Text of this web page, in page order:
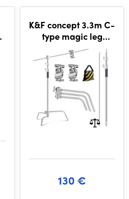
K&F concept 3.3m C-
type magic leg
stainless steel heavy
duty stand with
126cm crossbar
130 €